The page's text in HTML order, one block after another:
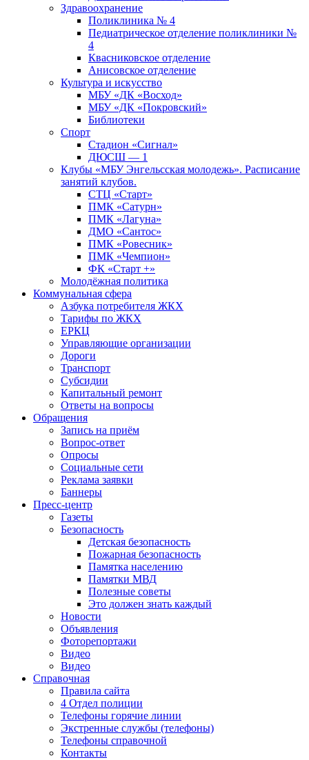
Здравоохранение
Поликлиника № 4
Педиатрическое отделение поликлиники №
4
Квасниковское отделение
Анисовское отделение
Культура и искусство
МБУ «ДК «Восход»
МБУ «ДК «Покровский»
Библиотеки
Спорт
Стадион «Сигнал»
ДЮСШ — 1
Клубы «МБУ Энгельсская молодежь». Расписание
занятий клубов.
СТЦ «Старт»
ПМК «Сатурн»
ПМК «Лагуна»
ДМО «Сантос»
ПМК «Ровесник»
ПМК «Чемпион»
ФК «Старт +»
Молодёжная политика
Коммунальная сфера
Азбука потребителя ЖКХ
Тарифы по ЖКХ
ЕРКЦ
Управляющие организации
Дороги
Транспорт
Субсидии
Капитальный ремонт
Ответы на вопросы
Обращения
Запись на приём
Вопрос-ответ
Опросы
Социальные сети
Реклама заявки
Баннеры
Пресс-центр
Газеты
Безопасность
Детская безопасность
Пожарная безопасность
Памятка населению
Памятки МВД
Полезные советы
Это должен знать каждый
Новости
Объявления
Фоторепортажи
Видео
Видео
Справочная
Правила сайта
4 Отдел полиции
Телефоны горячие линии
Экстренные службы (телефоны)
Телефоны справочной
Контакты